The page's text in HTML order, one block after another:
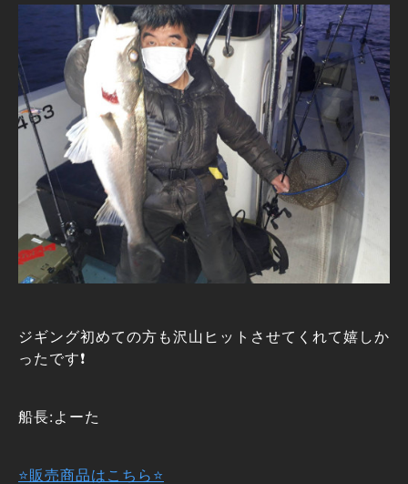
ジギング初めての方も沢山ヒットさせてくれて嬉しか
ったです❗
船長:よーた
⭐販売商品はこちら⭐